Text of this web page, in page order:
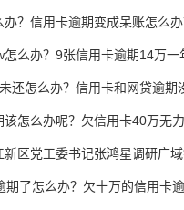
？信用卡逾期变成呆账怎么办
么办？9张信用卡逾期14万一
还怎么办？信用卡和网贷逾期
怎么办呢？欠信用卡40万无
区党工委书记张鸿星调研广
期了怎么办？欠十万的信用卡